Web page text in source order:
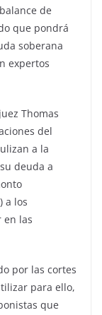
de
que pondrá
soberana
expertos
Thomas
del
a la
deuda a
a los
en las
por las cortes
para ello,
que